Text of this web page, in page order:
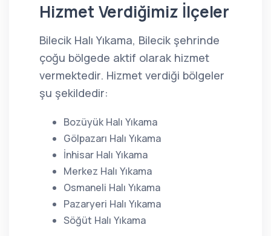
Hizmet Verdiğimiz İlçeler
Bilecik Halı Yıkama, Bilecik şehrinde
çoğu bölgede aktif olarak hizmet
vermektedir. Hizmet verdiği bölgeler
şu şekildedir:
Bozüyük Halı Yıkama
Gölpazarı Halı Yıkama
İnhisar Halı Yıkama
Merkez Halı Yıkama
Osmaneli Halı Yıkama
Pazaryeri Halı Yıkama
Söğüt Halı Yıkama